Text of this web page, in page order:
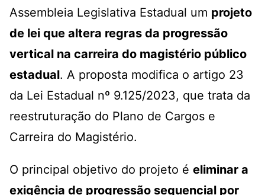
Assembleia Legislativa Estadual um projeto
de lei que altera regras da progressão
vertical na carreira do magistério público
estadual. A proposta modifica o artigo 23
da Lei Estadual nº 9.125/2023, que trata da
reestruturação do Plano de Cargos e
Carreira do Magistério.
O principal objetivo do projeto é eliminar a
exigência de progressão sequencial por